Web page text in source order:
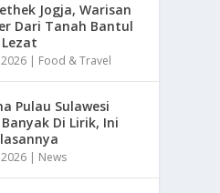
Jogja, Warisan
Dari Tanah Bantul
| Food & Travel
Pulau Sulawesi
Di Lirik, Ini
| News